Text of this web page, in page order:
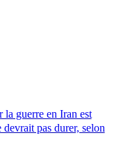
la guerre en Iran est
pas durer, selon